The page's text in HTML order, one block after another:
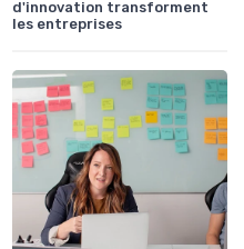
d'innovation transforment
les entreprises